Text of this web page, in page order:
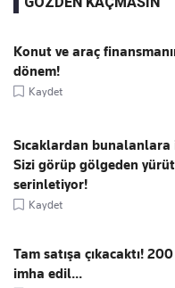
Konut ve araç
dönem!
Kaydet
Sıcaklardan
Sizi görüp gölgeden
serinletiyor!
Kaydet
Tam satışa çıkacaktı!
imha edil...